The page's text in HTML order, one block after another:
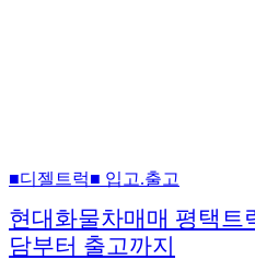
■디젤트럭■ 입고.출고
현대화물차매매 평택트
담부터 출고까지